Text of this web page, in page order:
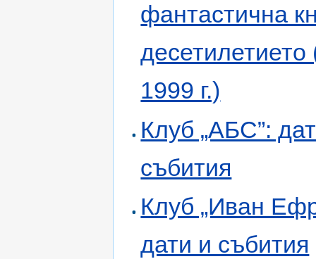
фантастична
десетилетието
1999 г.)
Клуб „АБС”:
събития
Клуб „Иван
дати и събития